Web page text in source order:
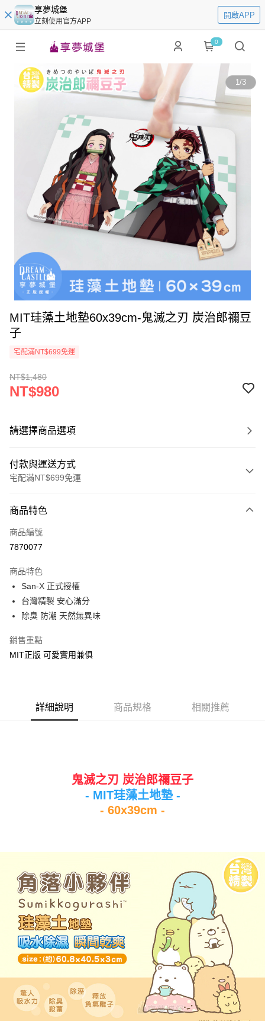
享夢城堡
立刻使用官方APP
開啟APP
0
1/3
MIT珪藻土地墊60x39cm-鬼滅之刃 炭治郎禰豆
子
宅配滿NT$699免運
NT$1,480
NT$980
請選擇商品選項
付款與運送方式
宅配滿NT$699免運
信用卡一次付款
LINE Pay
街口支付
悠遊付
ATM付款
每筆NT$80，滿NT$699(含以上)免運費
商品特色
商品編號
7870077
商品特色
San-X 正式授權
台灣精製 安心滿分
除臭 防潮 天然無異味
銷售重點
MIT正版 可愛實用兼俱
詳細說明 商品規格 相關推薦
鬼滅之刃 炭治郎禰豆子
- MIT珪藻土地墊 -
- 60x39cm -